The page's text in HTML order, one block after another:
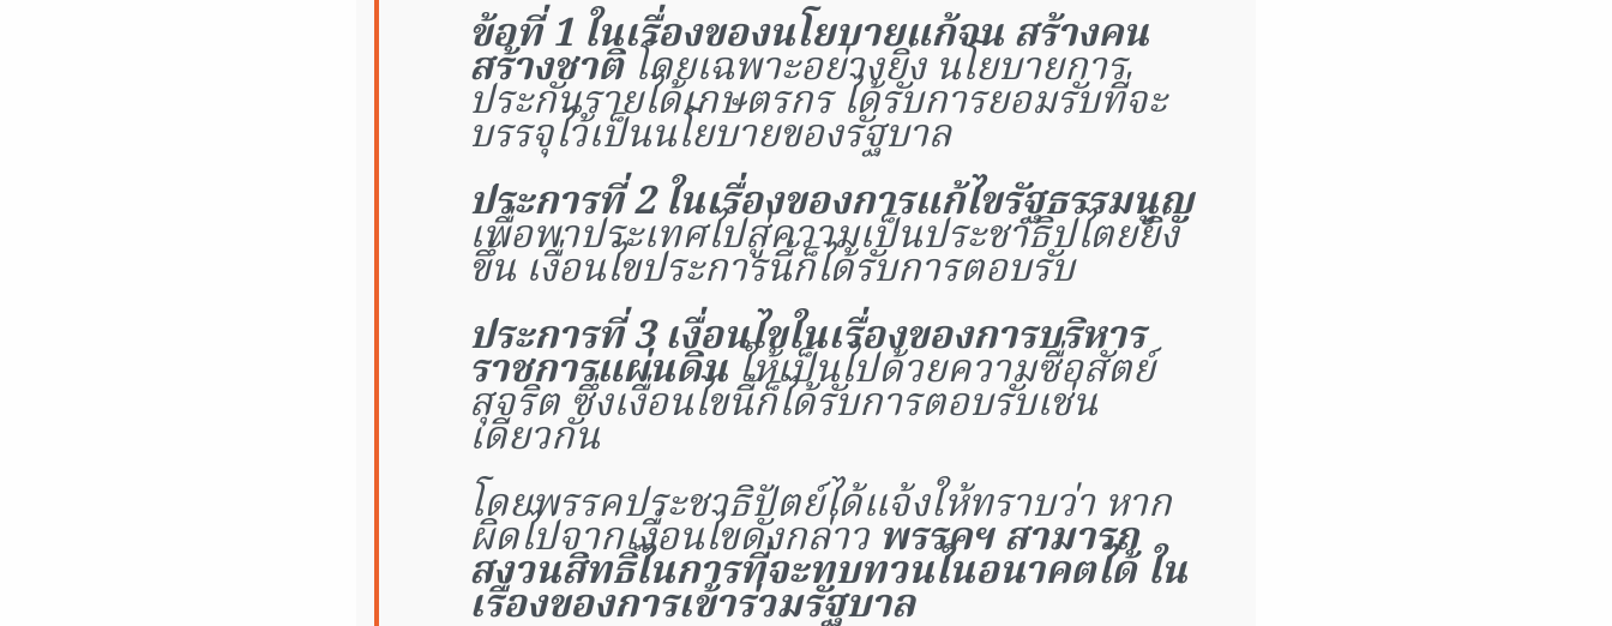
ข้อที่ 1 ในเรื่องของนโยบายแก้จน สร้างคน
สร้างชาติโดยเฉพาะอย่างยิ่ง นโยบายการ
ประกันรายได้เกษตรกร ได้รับการยอมรับที่จะ
บรรจุไว้เป็นนโยบายของรัฐบาล
ประการที่ 2 ในเรื่องของการแก้ไขรัฐธรรมนูญ
เพื่อพาประเทศไปสู่ความเป็นประชาธิปไตยยิ่ง
ขึ้น เงื่อนไขประการนี้ก็ได้รับการตอบรับ
ประการที่ 3 เงื่อนไขในเรื่องของการบริหาร
ราชการแผ่นดินให้เป็นไปด้วยความซื่อสัตย์
สุจริต ซึ่งเงื่อนไขนี้ก็ได้รับการตอบรับเช่น
เดียวกัน
โดยพรรคประชาธิปัตย์ได้แจ้งให้ทราบว่า หาก
ผิดไปจากเงื่อนไขดังกล่าว พรรคฯ สามารถ
สงวนสิทธิ์ในการที่จะทบทวนในอนาคตได้ ใน
เรื่องของการเข้าร่วมรัฐบาล